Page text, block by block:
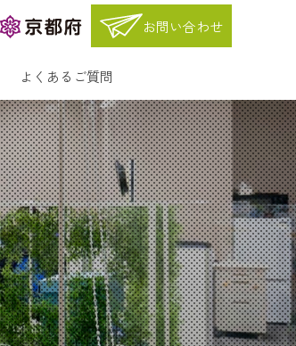
お問い合わせ
よくあるご質問